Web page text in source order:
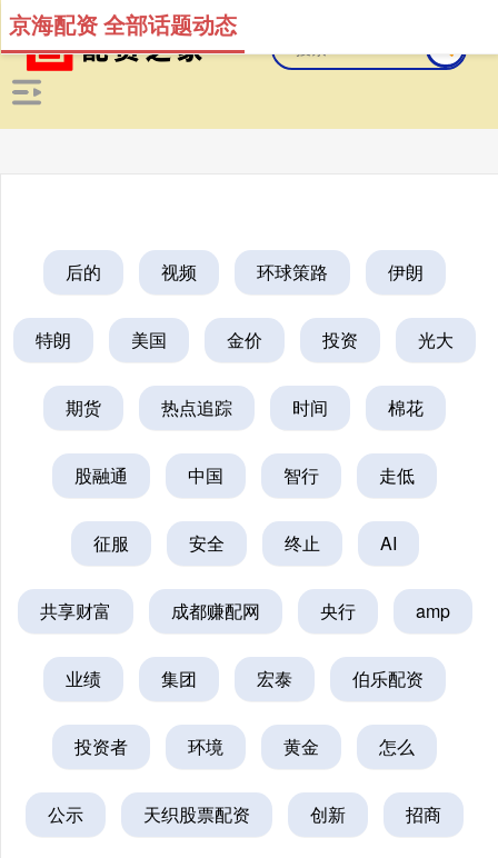
京海配资 全部话题动态
后的 视频 环球策路 伊朗
特朗 美国 金价 投资 光大
期货 热点追踪 时间 棉花
股融通 中国 智行 走低
征服 安全 终止 AI
共享财富 成都赚配网 央行 amp
业绩 集团 宏泰 伯乐配资
投资者 环境 黄金 怎么
公示 天织股票配资 创新 招商